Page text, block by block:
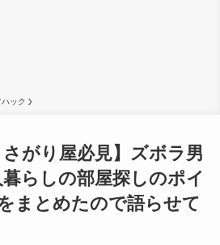
ック
さがり屋必見】ズボラ男
らしの部屋探しのポイ
まとめたので語らせて